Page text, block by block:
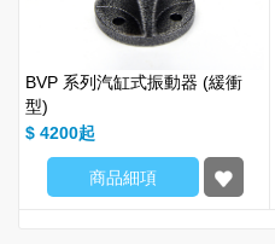
BVP 系列汽缸式振動器 (緩衝
型)
$ 4200
商品細項